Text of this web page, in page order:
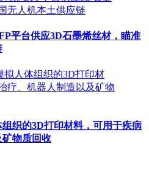
平台供应3D石墨烯丝材，瞄准
织的3D打印材料，可用于疾病
物质回收